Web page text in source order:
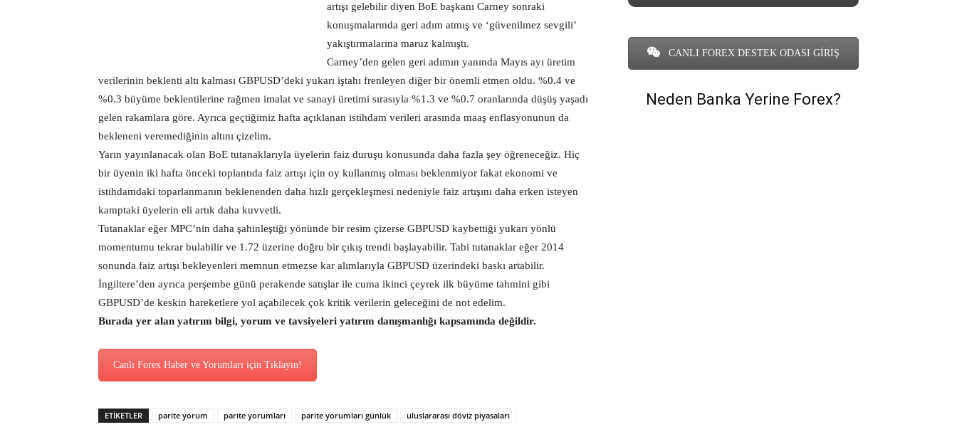
artışı gelebilir diyen BoE başkanı Carney sonraki
konuşmalarında geri adım atmış ve ‘güvenilmez sevgili’
yakıştırmalarına maruz kalmıştı.
Carney’den gelen geri adımın yanında Mayıs ayı üretim
verilerinin beklenti altı kalması GBPUSD’deki yukarı iştahı frenleyen diğer bir önemli etmen oldu. %0.4 ve
%0.3 büyüme beklentilerine rağmen imalat ve sanayi üretimi sırasıyla %1.3 ve %0.7 oranlarında düşüş yaşadı
gelen rakamlara göre. Ayrıca geçtiğimiz hafta açıklanan istihdam verileri arasında maaş enflasyonunun da
bekleneni veremediğinin altını çizelim.
Yarın yayınlanacak olan BoE tutanaklarıyla üyelerin faiz duruşu konusunda daha fazla şey öğreneceğiz. Hiç
bir üyenin iki hafta önceki toplantıda faiz artışı için oy kullanmış olması beklenmiyor fakat ekonomi ve
istihdamdaki toparlanmanın beklenenden daha hızlı gerçekleşmesi nedeniyle faiz artışını daha erken isteyen
kamptaki üyelerin eli artık daha kuvvetli.
Tutanaklar eğer MPC’nin daha şahinleştiği yönünde bir resim çizerse GBPUSD kaybettiği yukarı yönlü
momentumu tekrar bulabilir ve 1.72 üzerine doğru bir çıkış trendi başlayabilir. Tabi tutanaklar eğer 2014
sonunda faiz artışı bekleyenleri memnun etmezse kar alımlarıyla GBPUSD üzerindeki baskı artabilir.
İngiltere’den ayrıca perşembe günü perakende satışlar ile cuma ikinci çeyrek ilk büyüme tahmini gibi
GBPUSD’de keskin hareketlere yol açabilecek çok kritik verilerin geleceğini de not edelim.
Burada yer alan yatırım bilgi, yorum ve tavsiyeleri yatırım danışmanlığı kapsamında değildir.
Canlı Forex Haber ve Yorumları için Tıklayın!
ETİKETLER parite yorum parite yorumları parite yorumları günlük uluslararası döviz piyasaları
CANLI FOREX DESTEK ODASI GİRİŞ
Neden Banka Yerine Forex?